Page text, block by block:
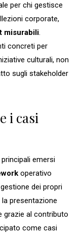
per chi gestisce
corporate,
misurabili.
concreti per
culturali, non
sugli stakeholder
i casi
emersi
operativo
dei propri
presentazione
grazie al contributo
come casi